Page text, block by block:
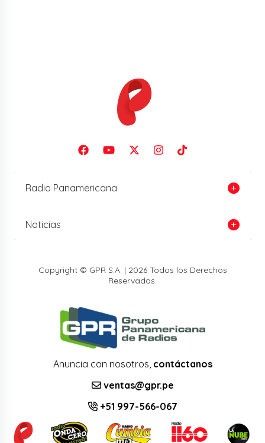
Radio Panamericana
Noticias
Copyright © GPR S.A. | 2026 Todos los Derechos
Reservados.
Anuncia con nosotros, contáctanos
ventas@gpr.pe
+51 997-566-067